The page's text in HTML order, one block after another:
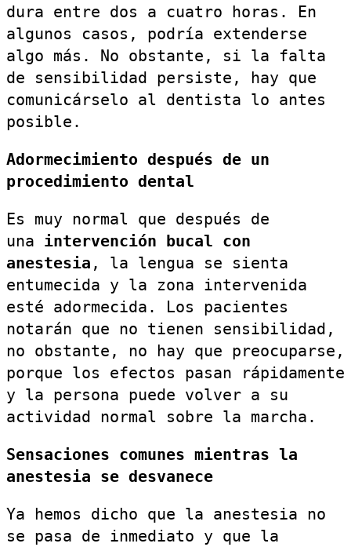
dura entre dos a cuatro horas. En
algunos casos, podría extenderse
algo más. No obstante, si la falta
de sensibilidad persiste, hay que
comunicárselo al dentista lo antes
posible.
Adormecimiento después de un
procedimiento dental
Es muy normal que después de
una intervención bucal con
anestesia , la lengua se sienta
entumecida y la zona intervenida
esté adormecida. Los pacientes
notarán que no tienen sensibilidad,
no obstante, no hay que preocuparse,
porque los efectos pasan rápidamente
y la persona puede volver a su
actividad normal sobre la marcha.
Sensaciones comunes mientras la
anestesia se desvanece
Ya hemos dicho que la anestesia no
se pasa de inmediato y que la